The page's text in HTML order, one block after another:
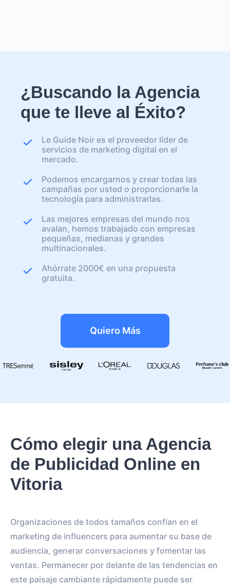
¿Buscando la Agencia
que te lleve al Éxito?
Le Guide Noir es el proveedor líder de
servicios de marketing digital en el
mercado.
Podemos encargarnos y crear todas las
campañas por usted o proporcionarle la
tecnología para administrarlas.
Las mejores empresas del mundo nos
avalan, hemos trabajado con empresas
pequeñas, medianas y grandes
multinacionales.
Ahórrate 2000€ en una propuesta
gratuita.
Quiero Más
Cómo elegir una Agencia
de Publicidad Online en
Vitoria
Organizaciones de todos tamaños confían en el
marketing de influencers para aumentar su base de
audiencia, generar conversaciones y fomentar las
ventas. Permanecer por delante de las tendencias en
este paisaje cambiante rápidamente puede ser